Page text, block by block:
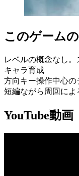
このゲーム
レベルの概念なし
キャラ育成
方向キー操作中心
短編ながら周回によ
YouTube動画